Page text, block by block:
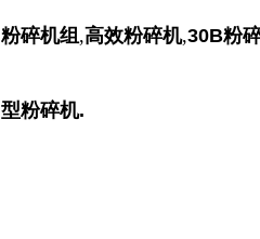
粉碎机组,高效粉碎机,30B粉
型粉碎机.